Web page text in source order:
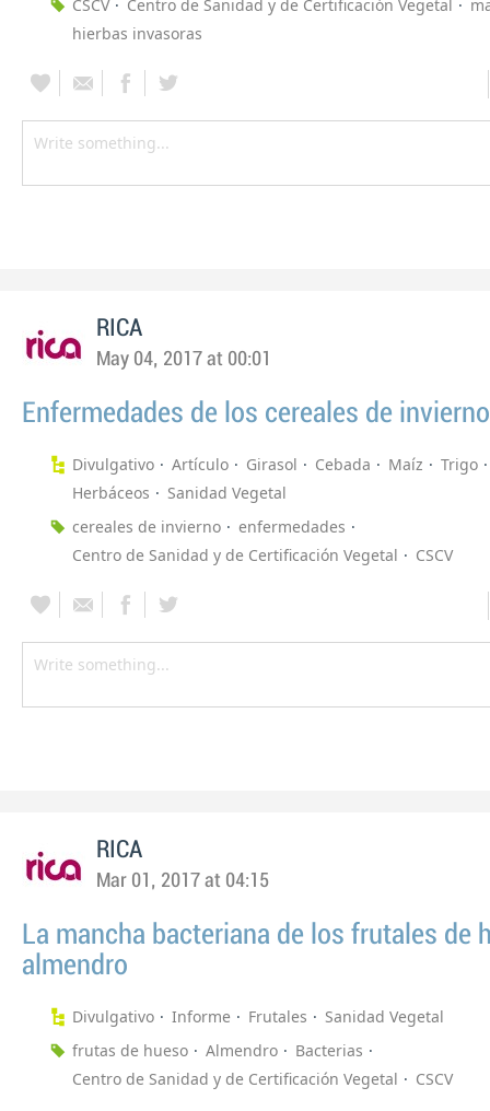
CSCV Centro de Sanidad y de Certificación Vegetal
hierbas invasoras
RICA
May 04, 2017 at 00:01
Enfermedades de los cereales de invierno
Divulgativo Artículo Girasol Cebada Maíz
Trigo
Herbáceos
Sanidad Vegetal
cereales de invierno
enfermedades
Centro de Sanidad y de Certificación Vegetal
CSCV
RICA
Mar 01, 2017 at 04:15
La mancha bacteriana de los frutales de
almendro
Divulgativo Informe Frutales
Sanidad Vegetal
frutas de hueso
Almendro
Bacterias
Centro de Sanidad y de Certificación Vegetal
CSCV